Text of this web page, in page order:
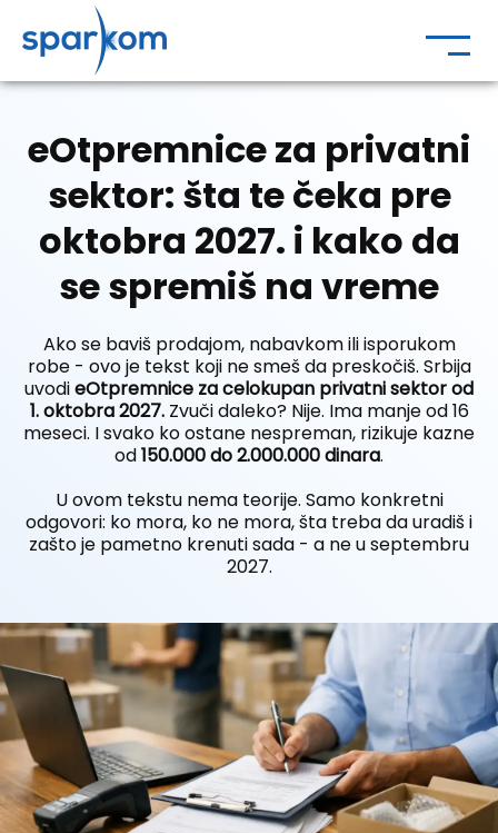
eOtpremnice za privatni
sektor: šta te čeka pre
oktobra 2027. i kako da
se spremiš na vreme
Ako se baviš prodajom, nabavkom ili isporukom
robe - ovo je tekst koji ne smeš da preskočiš. Srbija
uvodieOtpremnice za celokupan privatni sektor od
1. oktobra 2027.Zvuči daleko? Nije. Ima manje od 16
meseci. I svako ko ostane nespreman, rizikuje kazne
od150.000 do 2.000.000 dinara.
U ovom tekstu nema teorije. Samo konkretni
odgovori: ko mora, ko ne mora, šta treba da uradiš i
zašto je pametno krenuti sada - a ne u septembru
2027.